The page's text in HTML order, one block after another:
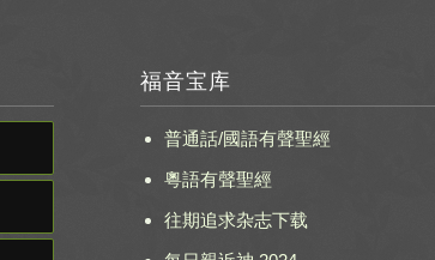
福音宝库
普通話/國語有聲聖經
粵語有聲聖經
往期追求杂志下载